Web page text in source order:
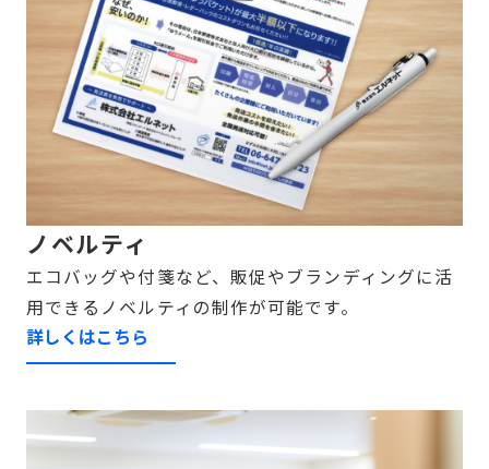
ノベルティ
エコバッグや付箋など、販促やブランディングに活
用できるノベルティの制作が可能です。
詳しくはこちら